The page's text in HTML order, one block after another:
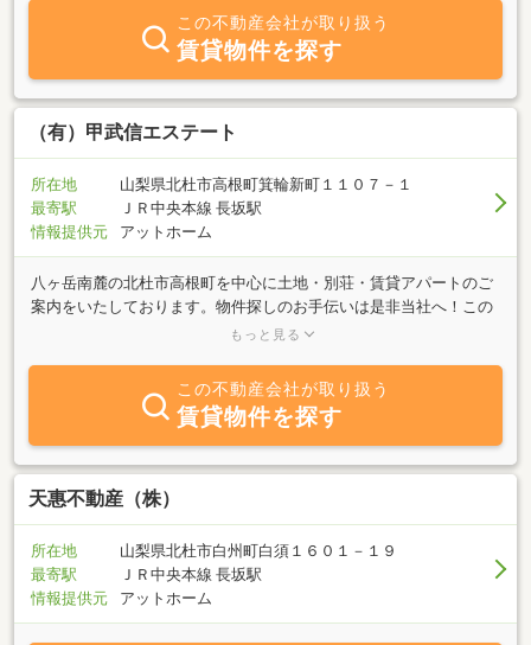
様にはどうぞご安心頂き、売却も購入もお任せ頂きたいと存じま
す。弊社ホームページにはより豊富な画像や情報を掲載していま
す。画面右→ にございます 「ホームページ」 をクリック頂き
是非ご覧ください。
この不動産会社が取り扱う
賃貸物件を探す
（有）甲武信エステート
所在地
山梨県北杜市高根町箕輪新町１１０７－１
最寄駅
ＪＲ中央本線 長坂駅
情報提供元
アットホーム
八ヶ岳南麓の北杜市高根町を中心に土地・別荘・賃貸アパートのご
案内をいたしております。物件探しのお手伝いは是非当社へ！この
ページの右側に弊社ホームページへのリンクボタンがあります！是
もっと見る
この不動産会社が取り扱う
賃貸物件を探す
天惠不動産（株）
所在地
山梨県北杜市白州町白須１６０１－１９
最寄駅
ＪＲ中央本線 長坂駅
情報提供元
アットホーム